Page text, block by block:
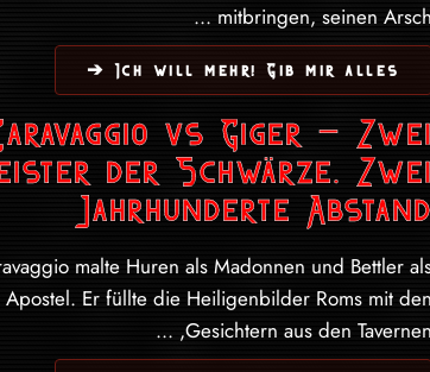
mitbringen, seinen Arsch ...
Ich will mehr! Gib mir alles ➔
vs Giger – Zwei
der Schwärze. Zwei
Jahrhunderte Abstand
malte Huren als Madonnen und Bettler
Apostel. Er füllte die Heiligenbilder Roms mit den
Gesichtern aus den Tavernen, ...